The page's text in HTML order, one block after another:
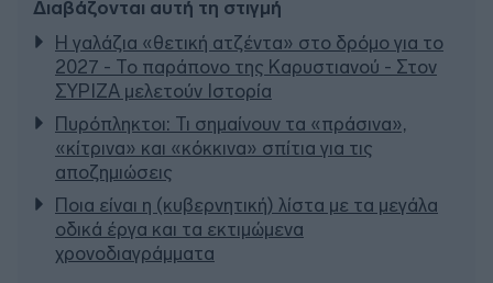
Διαβάζονται αυτή τη στιγμή
Η γαλάζια «θετική ατζέντα» στο δρόμο για το
2027 - Το παράπονο της Καρυστιανού - Στον
ΣΥΡΙΖΑ μελετούν Ιστορία
Πυρόπληκτοι: Τι σημαίνουν τα «πράσινα»,
«κίτρινα» και «κόκκινα» σπίτια για τις
αποζημιώσεις
Ποια είναι η (κυβερνητική) λίστα με τα μεγάλα
οδικά έργα και τα εκτιμώμενα
χρονοδιαγράμματα